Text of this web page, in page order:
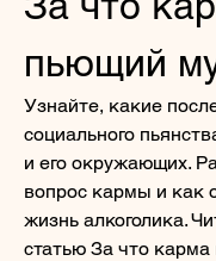
пьющий
Узнайте, какие
социального
и его окружающих.
вопрос кармы и как
жизнь алкоголика.
статью За что